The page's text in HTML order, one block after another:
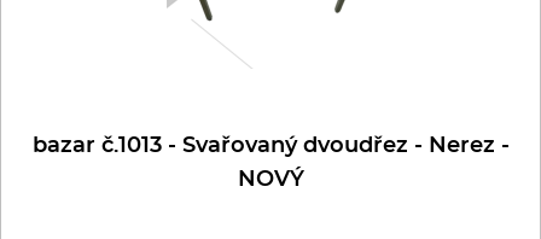
bazar č.1013 - Svařovaný dvoudřez - Nerez -
NOVÝ